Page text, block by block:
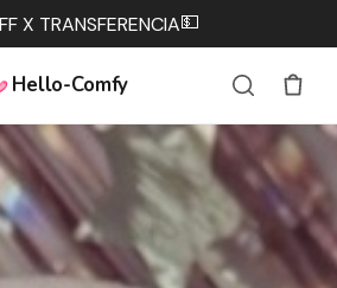
sin interés 🧸💳
Hello-Comfy